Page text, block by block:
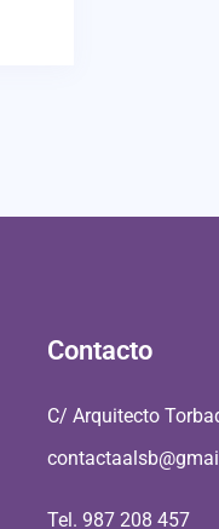
Contacto
C/ Arquitecto
Tel. 987 208 457